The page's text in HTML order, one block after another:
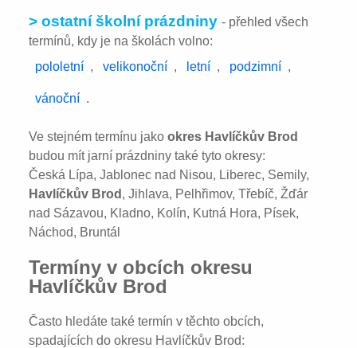
> ostatní školní prázdniny- přehled všech
termínů, kdy je na školách volno:
pololetní , velikonoční , letní , podzimní ,
vánoční .
Ve stejném termínu jakookres Havlíčkův Brod
budou mít jarní prázdniny také tyto okresy:
Česká Lípa, Jablonec nad Nisou, Liberec, Semily,
Havlíčkův Brod , Jihlava, Pelhřimov, Třebíč, Žďár
nad Sázavou, Kladno, Kolín, Kutná Hora, Písek,
Náchod, Bruntál
Termíny v obcích okresu
Havlíčkův Brod
Často hledáte také termín v těchto obcích,
spadajících do okresu Havlíčkův Brod: